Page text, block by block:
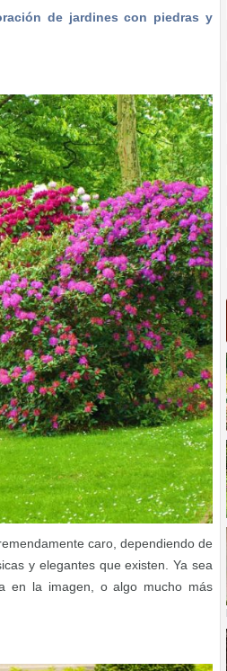
de jardines con piedras y
caro, dependiendo de
y elegantes que existen. Ya sea
en la imagen, o algo mucho más